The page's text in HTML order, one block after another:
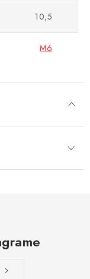
10,5
M6